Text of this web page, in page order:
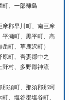
町、一部離島
摩郡早川町、南巨摩
平瀬町、黒平町、高
町、草鹿沢町）
原町、吾妻郡中之
野村、多野郡神流
那須町、那須郡那珂
、塩谷郡塩谷町、